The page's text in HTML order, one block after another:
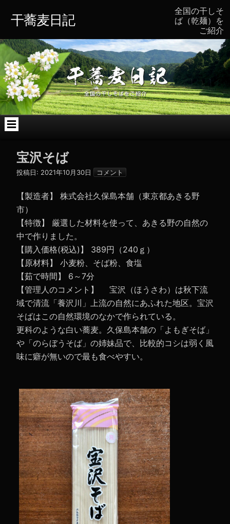
ツ
へ
ス
キ
ッ
プ
干蕎麦日記
全国の干しそ
ば（乾麺）を
ご紹介
宝沢そば
投稿日: 2021年10月30日 コメント
【製造者】 株式会社久保島本舗（東京都あきる野
市）
【特徴】 厳選した材料を使って、あきる野の自然の
中で作りました。
【購入価格(税込)】 389円（240ｇ）
【原材料】 小麦粉、そば粉、食塩
【茹で時間】 6～7分
【管理人のコメント】 宝沢（ほうさわ）は秋下流
域で清流「養沢川」上流の自然にあふれた地区。宝沢
そばはこの自然環境のなかで作られている。
更科のような白い蕎麦。久保島本舗の「よもぎそば」
や「のらぼうそば」の姉妹品で、比較的コシは弱く風
味に癖が無いので最も食べやすい。